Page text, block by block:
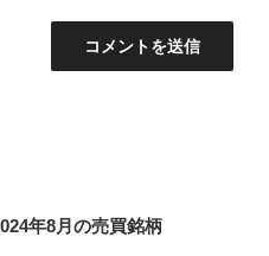
年8月の売買銘柄